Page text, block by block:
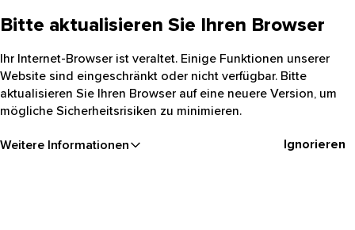
Bitte aktualisieren Sie Ihren Browser
Ihr Internet-Browser ist veraltet. Einige Funktionen unserer
Website sind eingeschränkt oder nicht verfügbar. Bitte
aktualisieren Sie Ihren Browser auf eine neuere Version, um
mögliche Sicherheitsrisiken zu minimieren.
Weitere Informationen Ignorieren